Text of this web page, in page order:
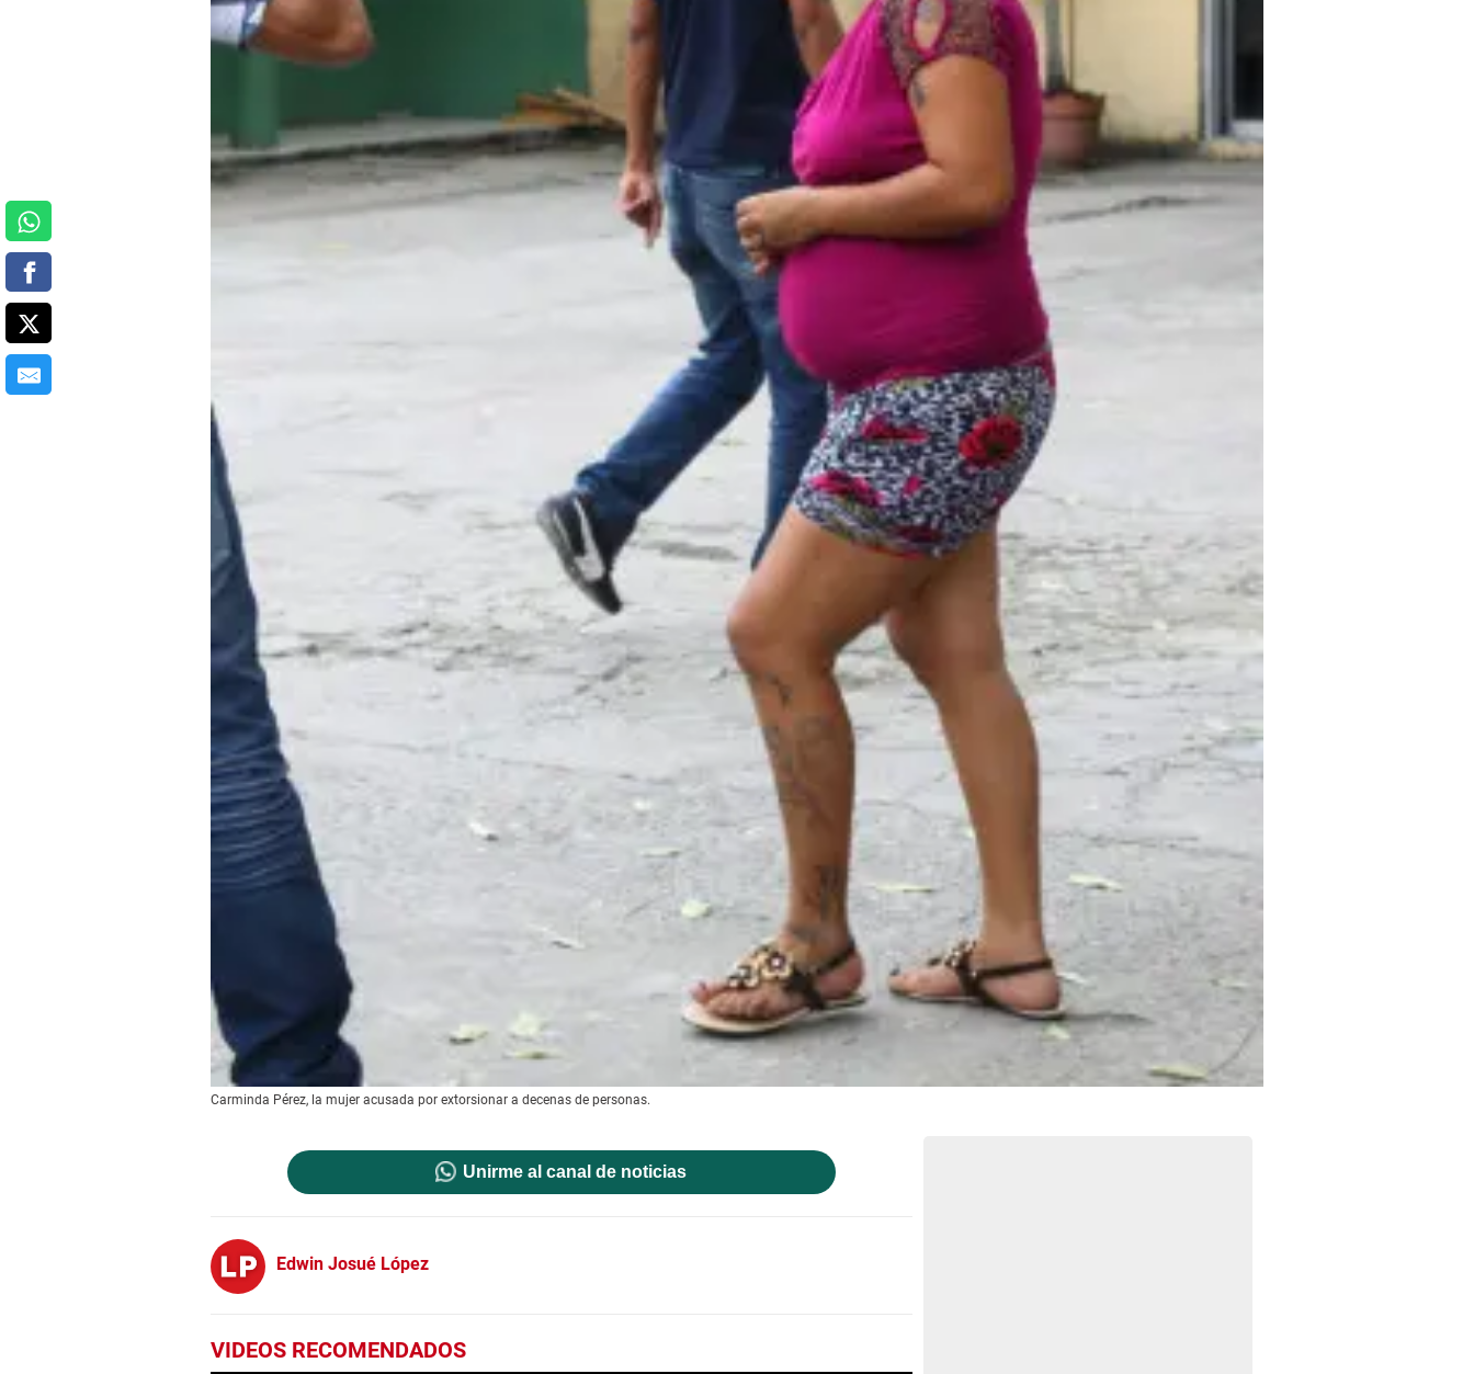
Carminda Pérez, la mujer acusada por extorsionar a decenas de personas.
Unirme al canal de noticias
Edwin Josué López
VIDEOS RECOMENDADOS